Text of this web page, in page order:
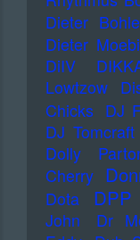
Dieter
Dieter
DiIV
Lowtzow
Chicks DJ
DJ Tomcraft
Dolly
Cherry
Dota
DPP
John
Dr